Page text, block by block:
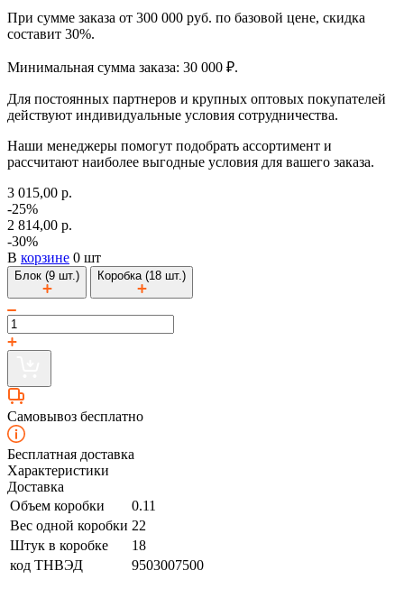
При сумме заказа от 300 000 руб. по базовой цене, скидка
составит 30%.
Минимальная сумма заказа: 30 000 ₽.
Для постоянных партнеров и крупных оптовых покупателей
действуют индивидуальные условия сотрудничества.
Наши менеджеры помогут подобрать ассортимент и
рассчитают наиболее выгодные условия для вашего заказа.
3 015,00 р.
-25%
2 814,00 р.
-30%
В корзине 0 шт
Блок (9 шт.) Коробка (18 шт.)
Самовывоз бесплатно
Бесплатная доставка
Характеристики
Доставка
Объем коробки
0.11
Вес одной коробки 22
Штук в коробке
18
код ТНВЭД
9503007500